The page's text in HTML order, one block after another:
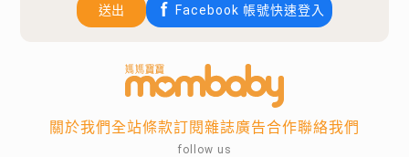
送出 Facebook 帳號快速登入
關於我們全站條款訂閱雜誌廣告合作聯絡我們
follow us